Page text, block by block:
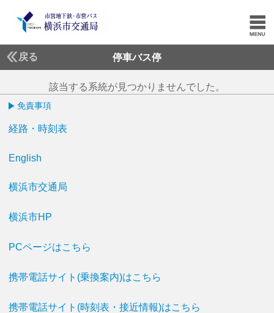
戻る 停車バス停
該当する系統が見つかりませんでした。
免責事項
経路・時刻表
English
横浜市交通局
横浜市HP
PCページはこちら
携帯電話サイト(乗換案内)はこちら
携帯電話サイト(時刻表・接近情報)はこちら